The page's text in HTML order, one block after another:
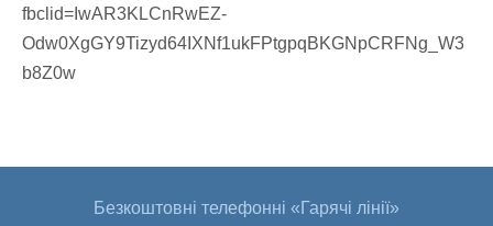
fbclid=IwAR3KLCnRwEZ-
Odw0XgGY9Tizyd64IXNf1ukFPtgpqBKGNpCRFNg_W3
b8Z0w
Безкоштовні телефонні «Гарячі лінії»